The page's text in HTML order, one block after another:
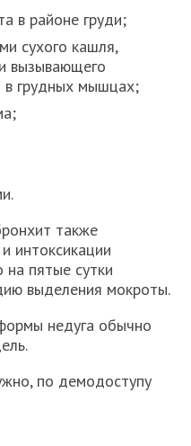
в районе груди;
сухого кашля,
вызывающего
грудных мышцах;
также
интоксикации
на пятые сутки
выделения мокроты.
недуга обычно
по демодоступу